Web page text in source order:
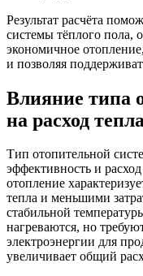
Результат расчёта
системы тёплого пола,
экономичное
и позволяя
Влияние типа
на расход
Тип отопительной
эффективность и
отопление
тепла и меньшими
стабильной
нагреваются, но
электроэнергии для
увеличивает общий